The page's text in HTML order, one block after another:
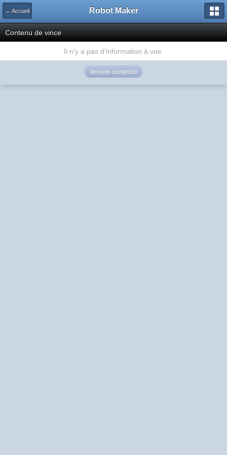
← Accueil Robot Maker
Contenu de vince
Il n'y a pas d'information à voir.
Version complète